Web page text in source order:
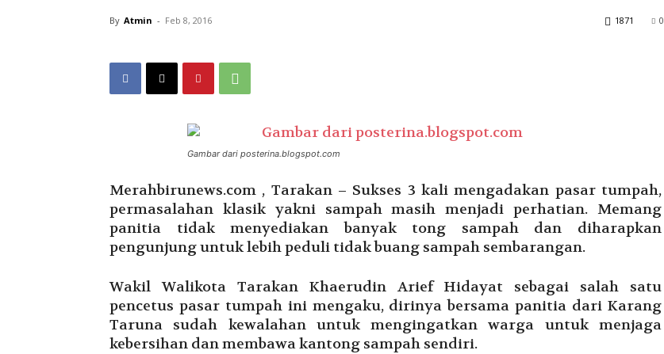
By Atmin - Feb 8, 2016 0
1871
Gambar dari posterina.blogspot.com
Merahbirunews.com , Tarakan – Sukses 3 kali mengadakan pasar tumpah,
permasalahan klasik yakni sampah masih menjadi perhatian. Memang
panitia tidak menyediakan banyak tong sampah dan diharapkan
pengunjung untuk lebih peduli tidak buang sampah sembarangan.
Wakil Walikota Tarakan Khaerudin Arief Hidayat sebagai salah satu
pencetus pasar tumpah ini mengaku, dirinya bersama panitia dari Karang
Taruna sudah kewalahan untuk mengingatkan warga untuk menjaga
kebersihan dan membawa kantong sampah sendiri.